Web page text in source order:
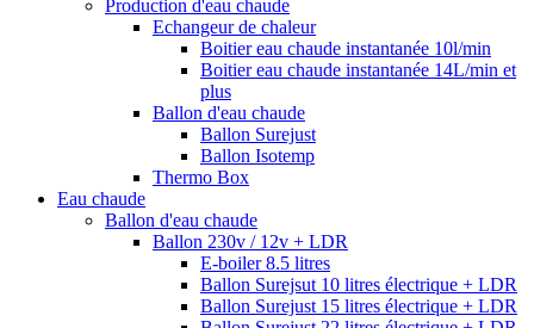
Production d'eau chaude
Echangeur de chaleur
Boitier eau chaude instantanée 10l/min
Boitier eau chaude instantanée 14L/min et
plus
Ballon d'eau chaude
Ballon Surejust
Ballon Isotemp
Thermo Box
Eau chaude
Ballon d'eau chaude
Ballon 230v / 12v + LDR
E-boiler 8.5 litres
Ballon Surejsut 10 litres électrique + LDR
Ballon Surejust 15 litres électrique + LDR